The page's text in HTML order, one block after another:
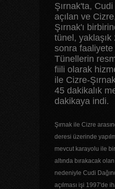
Şırnak'ta,
açılan ve
Şırnak'ı
tünel, yaklaşık
sonra faaliyete
Tünellerin
fiili olarak
ile Cizre-
45 dakikalık
dakikaya indi.
Şırnak ile Cizre
deresi üzerinde
mevcut karayolu ile
altında bırakacak
nedeniyle Cudi
açılması işi 1997'de